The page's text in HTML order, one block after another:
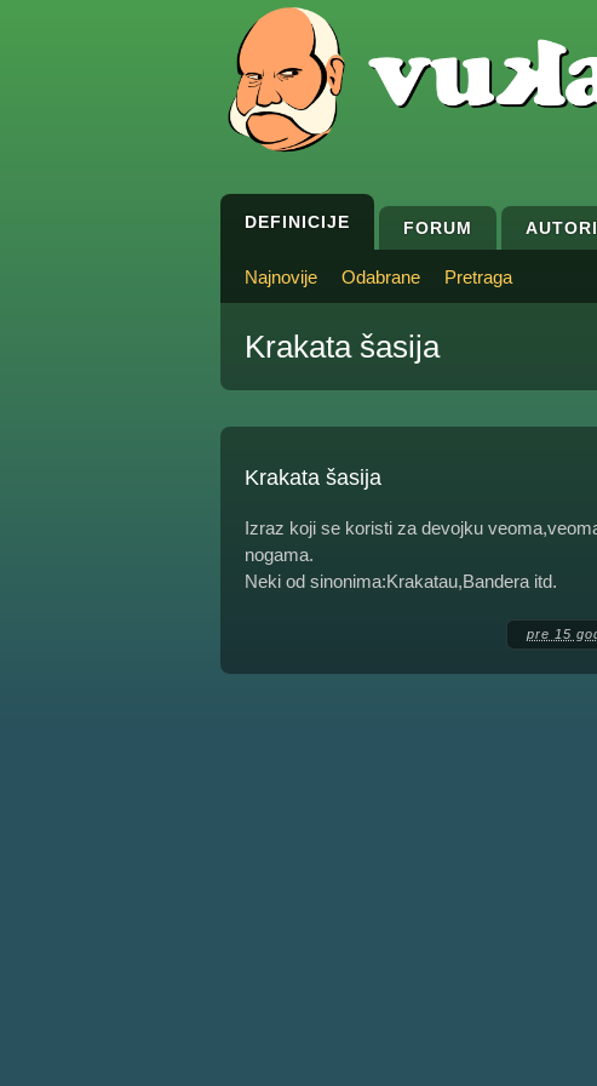
DEFINICIJE FORUM AUTORI
Najnovije Odabrane Pretraga
Krakata šasija
Krakata šasija
Izraz koji se koristi za devojku
nogama.
Neki od sinonima:Krakatau,Bandera itd.
pre 15